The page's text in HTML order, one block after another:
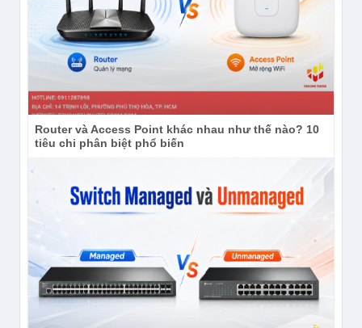
Router và Access Point khác nhau như thế nào? 10
tiêu chi phân biệt phổ biến